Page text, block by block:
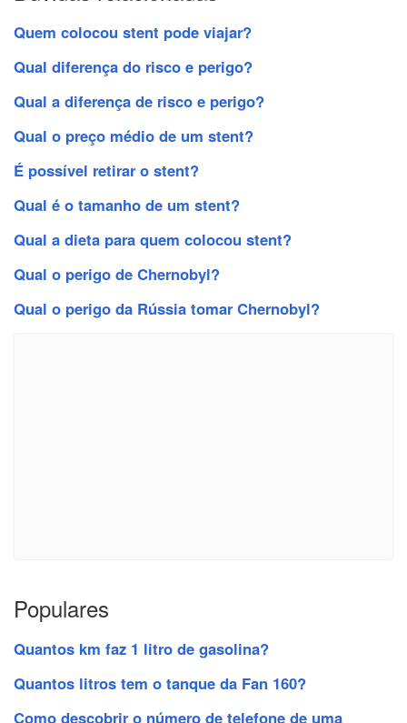
Quem colocou stent pode viajar?
Qual diferença do risco e perigo?
Qual a diferença de risco e perigo?
Qual o preço médio de um stent?
É possível retirar o stent?
Qual é o tamanho de um stent?
Qual a dieta para quem colocou stent?
Qual o perigo de Chernobyl?
Qual o perigo da Rússia tomar Chernobyl?
Populares
Quantos km faz 1 litro de gasolina?
Quantos litros tem o tanque da Fan 160?
Como descobrir o número de telefone de uma